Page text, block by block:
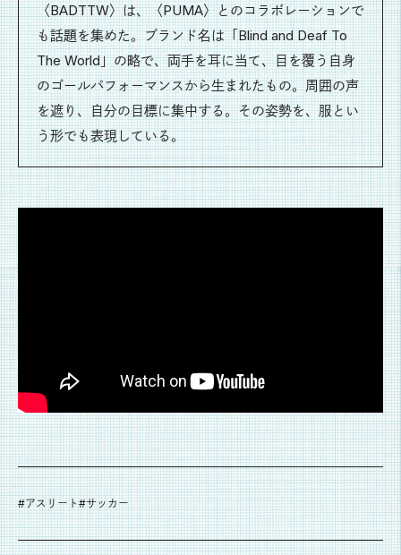
〈BADTTW〉は、〈PUMA〉とのコラボレーションで
も話題を集めた。ブランド名は「Blind and Deaf To
The World」の略で、両手を耳に当て、目を覆う自身
のゴールパフォーマンスから生まれたもの。周囲の声
を遮り、自分の目標に集中する。その姿勢を、服とい
う形でも表現している。
#アスリート#サッカー